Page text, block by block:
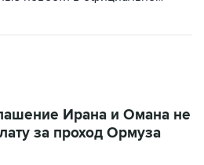
Ирана и Омана не
за проход Ормуза